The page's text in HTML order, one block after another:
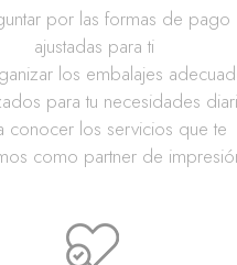
por las formas de pago
ajustadas para ti
los embalajes
para tu necesidades
conocer los servicios que te
como partner de